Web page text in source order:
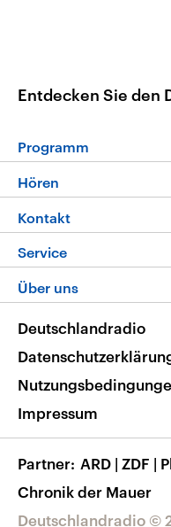
Entdecken Sie den
Programm
Die Nachrichten
Neue Beiträge
Hören
Livestream
Podcasts
Deutschlandfunk
Nachrichten App
Frequenzen
Kontakt
Hörerservice
Service
FAQ
Veranstaltungen
Musikliste
RSS
Über uns
Barrierefreiheit
Deutschlandradio ©
Deutschlandradio
Impressum
Partner ARD | ZDF |
Chronik der Mauer